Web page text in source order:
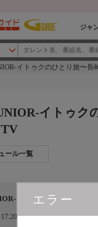
ジャ
イトゥクのひとり旅〜
エラー
イトゥク
ール一覧
イトゥクのひとり旅〜
〜18:15